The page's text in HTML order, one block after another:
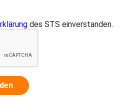
des STS einverstanden.